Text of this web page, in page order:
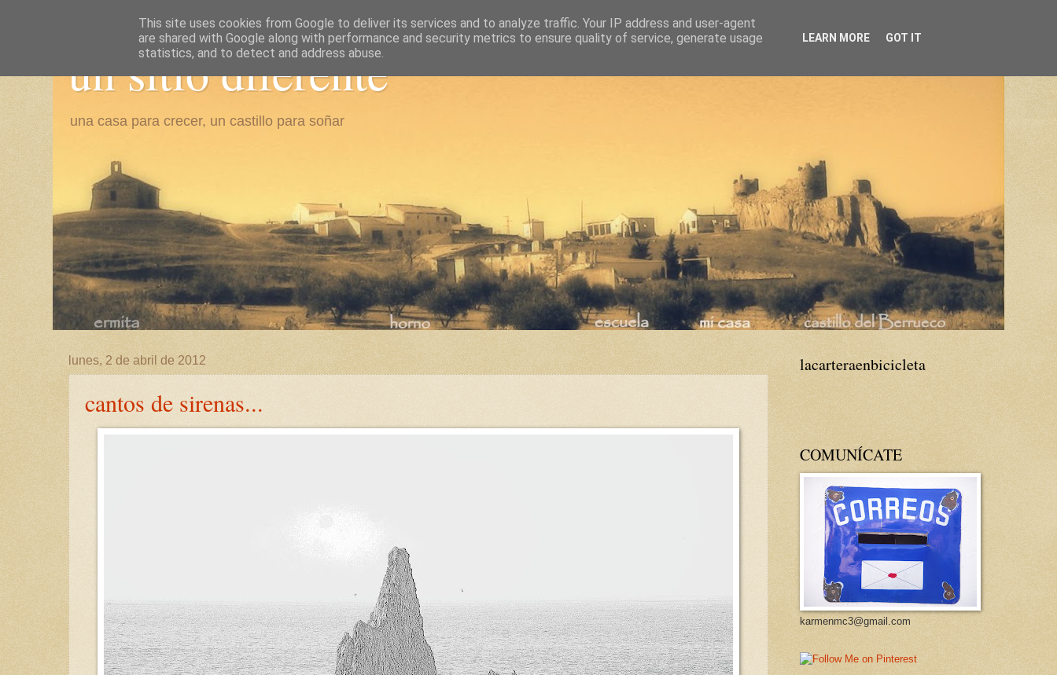
un sitio diferente
una casa para crecer, un castillo para soñar
lunes, 2 de abril de 2012
cantos de sirenas...
lacarteraenbicicleta
COMUNÍCATE
karmenmc3@gmail.com
This site uses cookies from Google to deliver its services and to analyze traffic. Your IP address and user-agent
are shared with Google along with performance and security metrics to ensure quality of service, generate usage
statistics, and to detect and address abuse.
LEARN MORE GOT IT